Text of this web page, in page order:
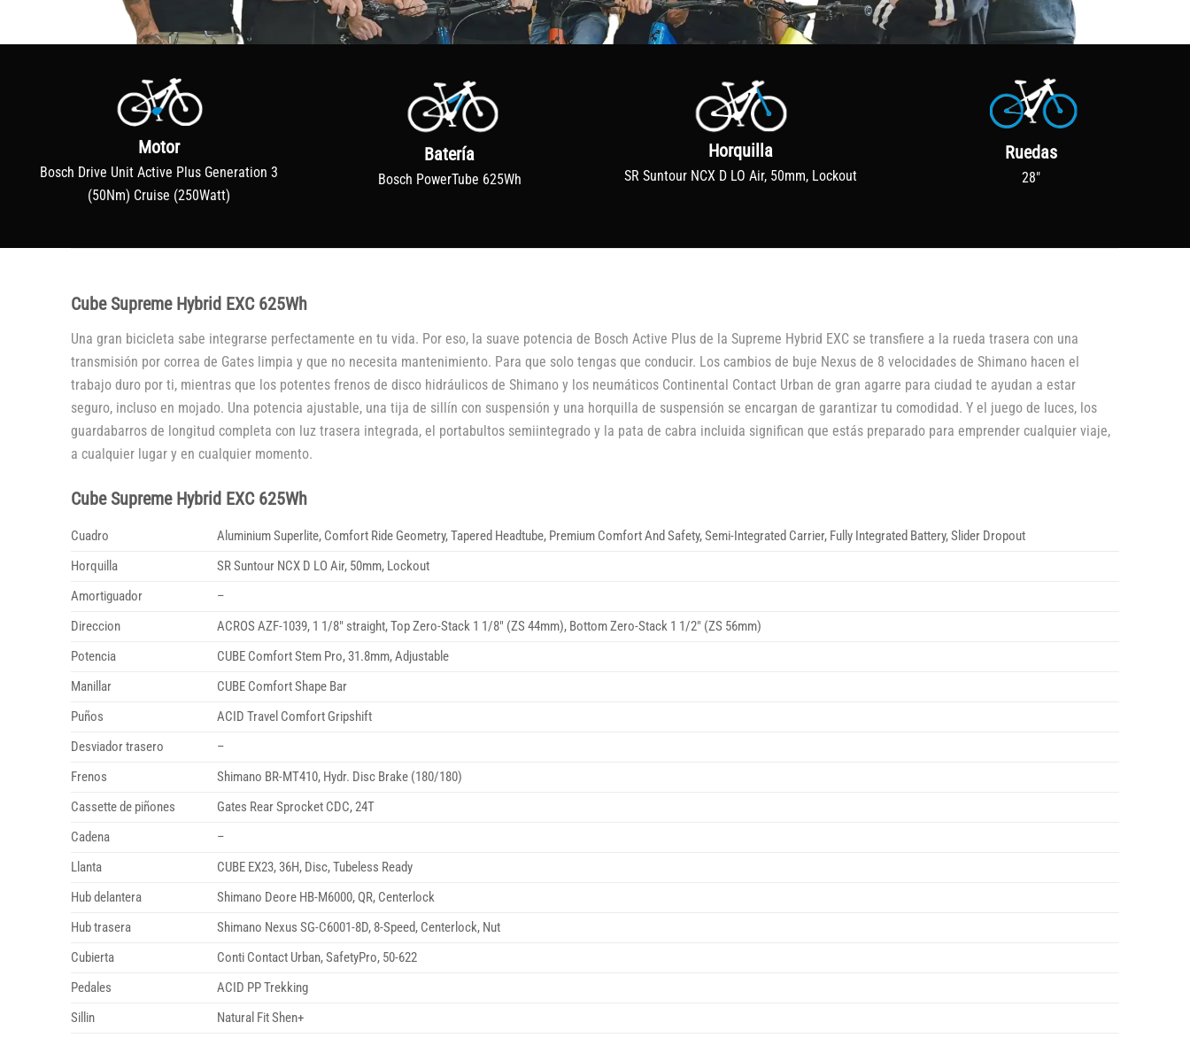
Motor
Bosch Drive Unit Active Plus Generation 3
(50Nm) Cruise (250Watt)
Batería
Bosch PowerTube 625Wh
Horquilla
SR Suntour NCX D LO Air, 50mm, Lockout
Ruedas
28"
Cube Supreme Hybrid EXC 625Wh
Una gran bicicleta sabe integrarse perfectamente en tu vida. Por eso, la suave potencia de Bosch Active Plus de la Supreme Hybrid EXC se transfiere a la rueda trasera con una
transmisión por correa de Gates limpia y que no necesita mantenimiento. Para que solo tengas que conducir. Los cambios de buje Nexus de 8 velocidades de Shimano hacen el
trabajo duro por ti, mientras que los potentes frenos de disco hidráulicos de Shimano y los neumáticos Continental Contact Urban de gran agarre para ciudad te ayudan a estar
seguro, incluso en mojado. Una potencia ajustable, una tija de sillín con suspensión y una horquilla de suspensión se encargan de garantizar tu comodidad. Y el juego de luces, los
guardabarros de longitud completa con luz trasera integrada, el portabultos semiintegrado y la pata de cabra incluida significan que estás preparado para emprender cualquier viaje,
a cualquier lugar y en cualquier momento.
Cube Supreme Hybrid EXC 625Wh
Cuadro
Aluminium Superlite, Comfort Ride Geometry, Tapered Headtube, Premium Comfort And Safety, Semi-Integrated Carrier, Fully Integrated Battery, Slider Dropout
Horquilla
SR Suntour NCX D LO Air, 50mm, Lockout
Amortiguador
–
Direccion
ACROS AZF-1039, 1 1/8″ straight, Top Zero-Stack 1 1/8″ (ZS 44mm), Bottom Zero-Stack 1 1/2″ (ZS 56mm)
Potencia
CUBE Comfort Stem Pro, 31.8mm, Adjustable
Manillar
CUBE Comfort Shape Bar
Puños
ACID Travel Comfort Gripshift
Desviador trasero
–
Frenos
Shimano BR-MT410, Hydr. Disc Brake (180/180)
Cassette de piñones
Gates Rear Sprocket CDC, 24T
Cadena
–
Llanta
CUBE EX23, 36H, Disc, Tubeless Ready
Hub delantera
Shimano Deore HB-M6000, QR, Centerlock
Hub trasera
Shimano Nexus SG-C6001-8D, 8-Speed, Centerlock, Nut
Cubierta
Conti Contact Urban, SafetyPro, 50-622
Pedales
ACID PP Trekking
Sillin
Natural Fit Shen+